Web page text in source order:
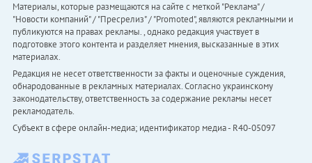
Материалы, которые размещаются на сайте с меткой "Реклама" /
"Новости компаний" / "Пресрелиз" / "Promoted", являются рекламными и
публикуются на правах рекламы. , однако редакция участвует в
подготовке этого контента и разделяет мнения, высказанные в этих
материалах.
Редакция не несет ответственности за факты и оценочные суждения,
обнародованные в рекламных материалах. Согласно украинскому
законодательству, ответственность за содержание рекламы несет
рекламодатель.
Субъект в сфере онлайн-медиа; идентификатор медиа - R40-05097